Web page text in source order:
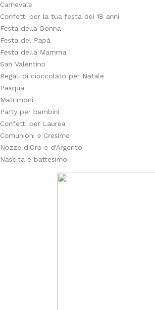
Carnevale
Confetti per la tua festa dei 18 anni
Festa della Donna
Festa del Papà
Festa della Mamma
San Valentino
Regali di cioccolato per Natale
Pasqua
Matrimoni
Party per bambini
Confetti per Laurea
Comunioni e Cresime
Nozze d'Oro e d'Argento
Nascita e battesimo